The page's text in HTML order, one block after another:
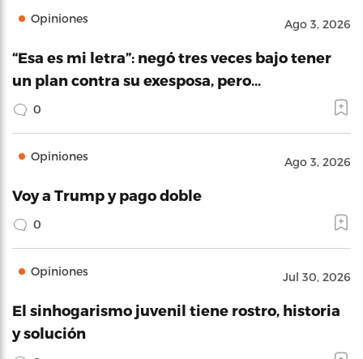
Opiniones Ago 3, 2026
“Esa es mi letra”: negó tres veces bajo tener
un plan contra su exesposa, pero…
0
Opiniones Ago 3, 2026
Voy a Trump y pago doble
0
Opiniones Jul 30, 2026
El sinhogarismo juvenil tiene rostro, historia
y solución